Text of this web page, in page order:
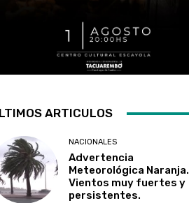
ARTICULOS
NACIONALES
Advertencia
Meteorológica Naranja.
Vientos muy fuertes y
persistentes.